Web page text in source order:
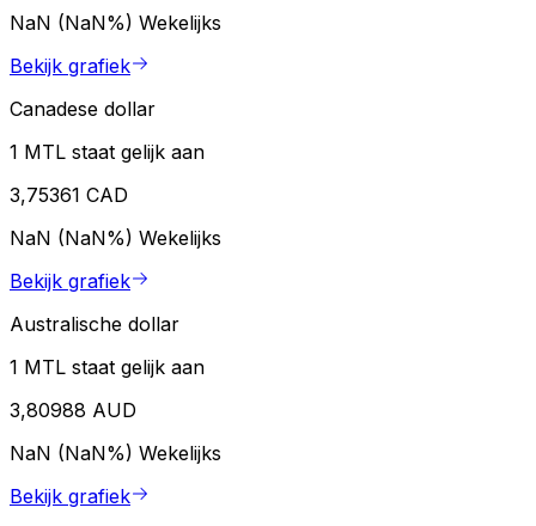
NaN (NaN%) Wekelijks
Bekijk grafiek
Canadese dollar
1 MTL staat gelijk aan
3,75361 CAD
NaN (NaN%) Wekelijks
Bekijk grafiek
Australische dollar
1 MTL staat gelijk aan
3,80988 AUD
NaN (NaN%) Wekelijks
Bekijk grafiek